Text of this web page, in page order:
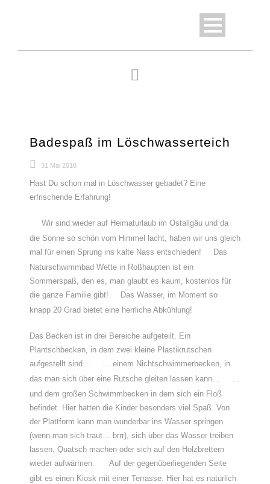
Badespaß im Löschwasserteich
31 Mai 2018
Hast Du schon mal in Löschwasser gebadet? Eine
erfrischende Erfahrung!
Wir sind wieder auf Heimaturlaub im Ostallgäu und da
die Sonne so schön vom Himmel lacht, haben wir uns gleich
mal für einen Sprung ins kalte Nass entschieden!
Das
Naturschwimmbad Wette in Roßhaupten ist ein
Sommerspaß, den es, man glaubt es kaum, kostenlos für
die ganze Familie gibt!
Das Wasser, im Moment so
knapp 20 Grad bietet eine herrliche Abkühlung!
Das Becken ist in drei Bereiche aufgeteilt. Ein
Plantschbecken, in dem zwei kleine Plastikrutschen
aufgestellt sind…
… einem Nichtschwimmerbecken, in
das man sich über eine Rutsche gleiten lassen kann…
…
und dem großen Schwimmbecken in dem sich ein Floß
befindet. Hier hatten die Kinder besonders viel Spaß. Von
der Plattform kann man wunderbar ins Wasser springen
(wenn man sich traut… brrr), sich über das Wasser treiben
lassen, Quatsch machen oder sich auf den Holzbrettern
wieder aufwärmen.
Auf der gegenüberliegenden Seite
gibt es einen Kiosk mit einer Terrasse. Hier hat es natürlich